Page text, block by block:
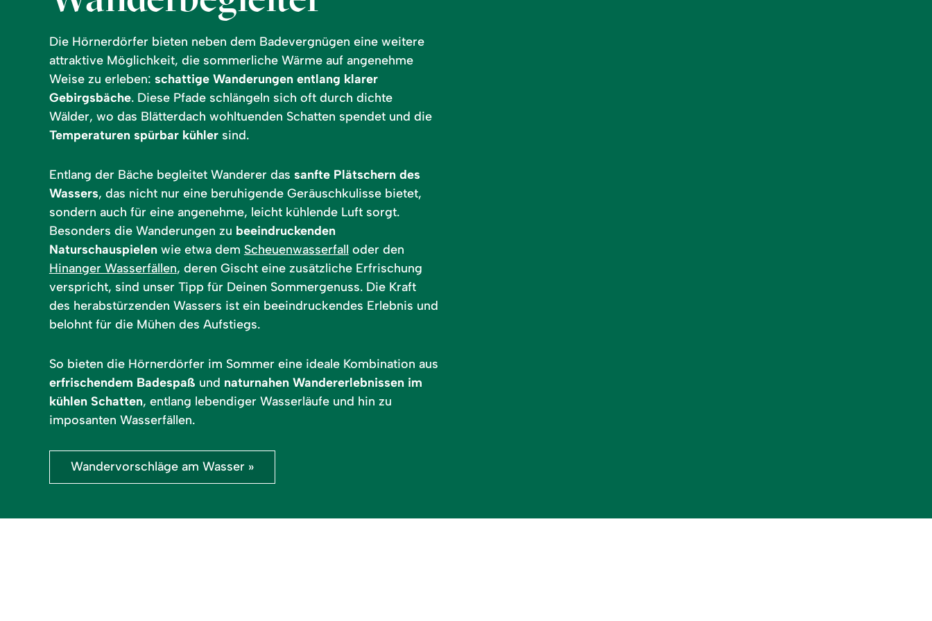
Die Hörnerdörfer bieten neben dem Badevergnügen eine weitere
attraktive Möglichkeit, die sommerliche Wärme auf angenehme
Weise zu erleben: schattige Wanderungen entlang klarer
Gebirgsbäche. Diese Pfade schlängeln sich oft durch dichte
Wälder, wo das Blätterdach wohltuenden Schatten spendet und die
Temperaturen spürbar kühler sind.
Entlang der Bäche begleitet Wanderer das sanfte Plätschern des
Wassers, das nicht nur eine beruhigende Geräuschkulisse bietet,
sondern auch für eine angenehme, leicht kühlende Luft sorgt.
Besonders die Wanderungen zu beeindruckenden
Naturschauspielenwie etwa dem Scheuenwasserfall oder den
Hinanger Wasserfällen, deren Gischt eine zusätzliche Erfrischung
verspricht, sind unser Tipp für Deinen Sommergenuss. Die Kraft
des herabstürzenden Wassers ist ein beeindruckendes Erlebnis und
belohnt für die Mühen des Aufstiegs.
So bieten die Hörnerdörfer im Sommer eine ideale Kombination aus
erfrischendem Badespaß und naturnahen Wandererlebnissen im
kühlen Schatten, entlang lebendiger Wasserläufe und hin zu
imposanten Wasserfällen.
Wandervorschläge am Wasser »